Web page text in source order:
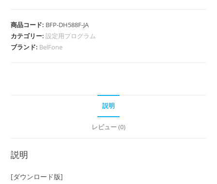
無
線
機
Ver.
個
商品コード: BFP-DH588F-JA
カテゴリー:設定用プログラム
ブランド: BelFone
説明
レビュー (0)
説明
[ダウンロード版]